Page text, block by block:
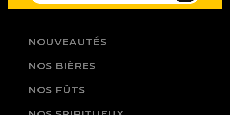
NOUVEAUTÉS
NOS BIÈRES
NOS FÛTS